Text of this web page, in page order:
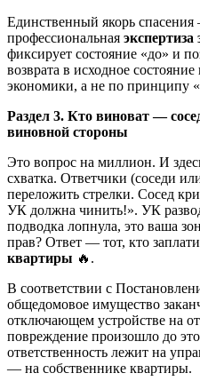
Единственный якорь
профессиональная
фиксирует состояние «до» и
возврата в исходное
экономики, а не по принципу
Раздел 3. Кто виноват —
виновной стороны
Это вопрос на миллион. И
схватка. Ответчики (соседи
переложить стрелки. Сосед
УК должна чинить!». УК
подводка лопнула, это ваша
прав? Ответ — тот, кто
квартиры 🔥.
В соответствии с
общедомовое имущество
отключающем устройстве на
повреждение произошло до
ответственность лежит на
— на собственнике квартиры.